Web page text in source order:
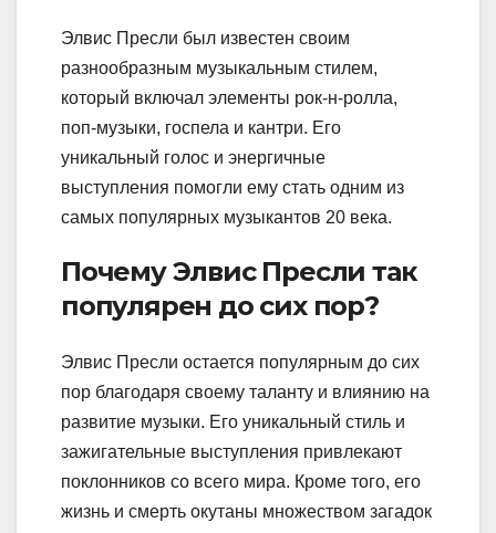
Элвис Пресли был известен своим
разнообразным музыкальным стилем,
который включал элементы рок-н-ролла,
поп-музыки, госпела и кантри. Его
уникальный голос и энергичные
выступления помогли ему стать одним из
самых популярных музыкантов 20 века.
Почему Элвис Пресли так
популярен до сих пор?
Элвис Пресли остается популярным до сих
пор благодаря своему таланту и влиянию на
развитие музыки. Его уникальный стиль и
зажигательные выступления привлекают
поклонников со всего мира. Кроме того, его
жизнь и смерть окутаны множеством загадок